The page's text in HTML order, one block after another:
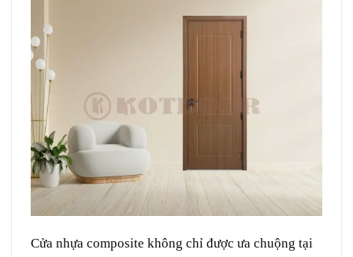
Cửa nhựa composite không chỉ được ưa chuộng tại